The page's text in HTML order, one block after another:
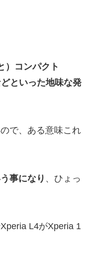
）コンパクト
といった地味な発
で、ある意味これ
事になり 、ひょっ
L4がXperia 1